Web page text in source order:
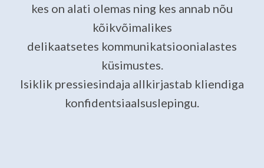
kes on alati olemas ning kes annab nõu
kõikvõimalikes
delikaatsetes kommunikatsioonialastes
küsimustes.
Isiklik pressiesindaja allkirjastab kliendiga
konfidentsiaalsuslepingu.